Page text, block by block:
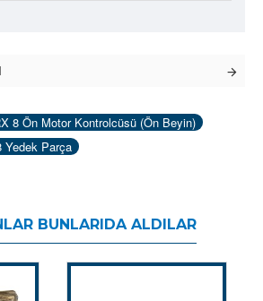
8 Ön Motor Kontrolcüsü (Ön Beyin)
Yedek Parça
BUNLARIDA ALDILAR